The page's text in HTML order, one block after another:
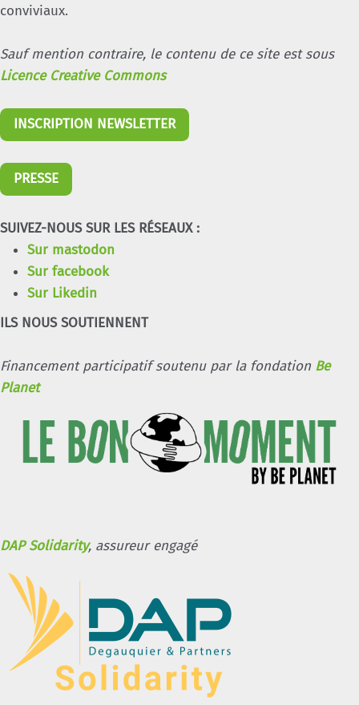
conviviaux.
Sauf mention contraire, le contenu de ce site est sous
Licence Creative Commons
INSCRIPTION NEWSLETTER
PRESSE
SUIVEZ-NOUS SUR LES RÉSEAUX :
Sur mastodon
Sur facebook
Sur Likedin
ILS NOUS SOUTIENNENT
Financement participatif soutenu par la fondation Be
Planet
DAP Solidarity, assureur engagé